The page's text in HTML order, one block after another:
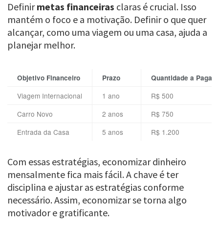
Definirmetas financeiras claras é crucial. Isso
mantém o foco e a motivação. Definir o que quer
alcançar, como uma viagem ou uma casa, ajuda a
planejar melhor.
Objetivo Financeiro Prazo Quantidade a Pagar
Viagem Internacional 1 ano
R$ 500
Carro Novo
2 anos
R$ 750
Entrada da Casa
5 anos R$ 1.200
Com essas estratégias, economizar dinheiro
mensalmente fica mais fácil. A chave é ter
disciplina e ajustar as estratégias conforme
necessário. Assim, economizar se torna algo
motivador e gratificante.